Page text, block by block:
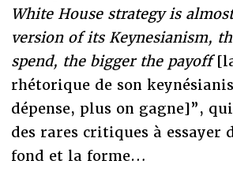
White House strategy is
version of its Keynesianism,
spend, the bigger the payoff
rhétorique de son
dépense, plus on gagne]”,
des rares critiques à essayer
fond et la forme…